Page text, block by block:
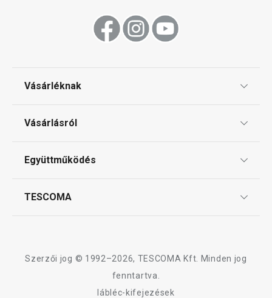
Vásárléknak
Gyakori kérdések
Vásárlásról
Reklamáció és termékvisszaküldés
Együttműködés
TESCOMA
Szerzői jog © 1992–2026, TESCOMA Kft. Minden jog
fenntartva.
lábléc-kifejezések